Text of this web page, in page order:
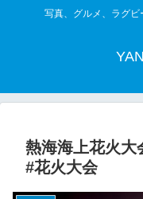
写真、グルメ、ラグ
熱海海上花火大
#花火大会